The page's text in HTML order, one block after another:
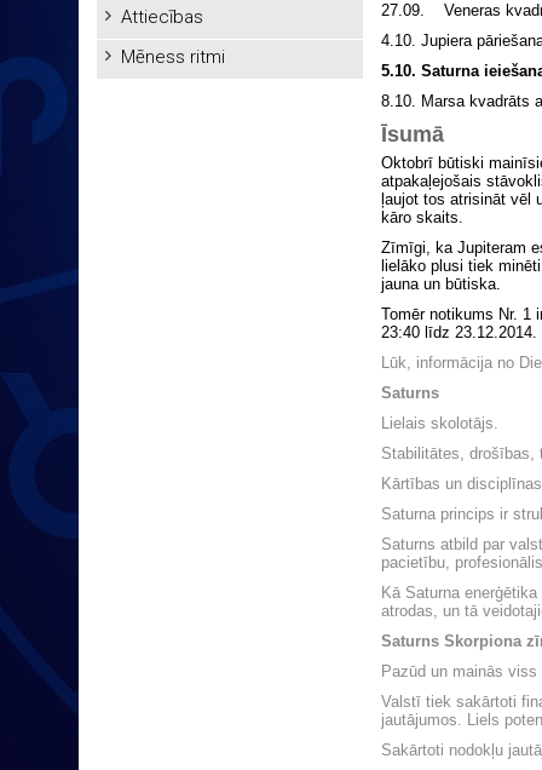
Attiecības
Mēness ritmi
27.09. Veneras
4.10. Jupiera
5.10. Saturna
8.10. Marsa kvadrāts
Īsumā
Oktobrī būtiski
atpakaļejošais
ļaujot tos atrisināt vēl
kāro skaits.
Zīmīgi, ka Jupiteram
lielāko plusi tiek
jauna un būtiska.
Tomēr notikums Nr. 1
23:40 līdz 23.12.2014.
Lūk, informācija no
Saturns
Lielais skolotājs.
Stabilitātes, drošības,
Kārtības un
Saturna princips ir
Saturns atbild par
pacietību,
Kā Saturna
atrodas, un tā
Saturns Skorpiona
Pazūd un mainās
Valstī tiek sakārtoti
jautājumos. Liels
Sakārtoti nodokļu